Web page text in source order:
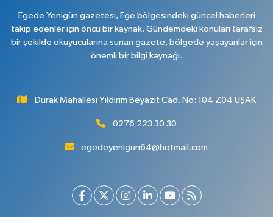
Egede Yenigün gazetesi, Ege bölgesindeki güncel haberleri
takip edenler için öncü bir kaynak. Gündemdeki konuları tarafsız
bir şekilde okuyucularına sunan gazete, bölgede yaşayanlar için
önemli bir bilgi kaynağı.
Durak Mahallesi Yıldırım Beyazıt Cad. No: 104 Z04 UŞAK
0276 223 30 30
egedeyenigun64@hotmail.com